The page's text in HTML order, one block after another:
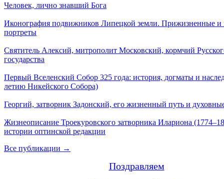
Человек, лично знавший Бога
Иконография подвижников Липецкой земли. Прижизненные и
портреты
Святитель Алексий, митрополит Московский, кормчий
государства
Первый Вселенский Собор 325 года: история, догматы и
летию Никейского Собора)
Георгий, затворник Задонский, его жизненный путь и
Жизнеописание Троекуровского затворника Илариона
истории оптинской редакции
Все публикации →
Поздравляем